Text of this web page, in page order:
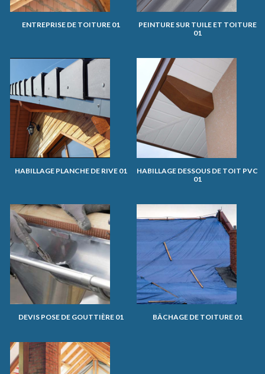
ENTREPRISE DE TOITURE 01
PEINTURE SUR TUILE ET TOITURE
01
HABILLAGE PLANCHE DE RIVE 01
HABILLAGE DESSOUS DE TOIT PVC
01
DEVIS POSE DE GOUTTIÈRE 01 BÂCHAGE DE TOITURE 01